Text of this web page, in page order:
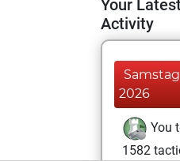
Your
Activity
2026
You
1582